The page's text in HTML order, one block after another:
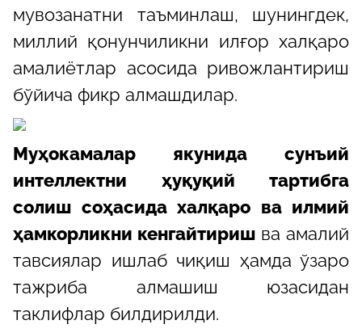
мувозанатни таъминлаш, шунингдек,
миллий қонунчиликни илғор халқаро
амалиётлар асосида ривожлантириш
бўйича фикр алмашдилар.
Муҳокамалар якунида сунъий
интеллектни ҳуқуқий тартибга
солиш соҳасида халқаро ва илмий
ҳамкорликни кенгайтириш ва амалий
тавсиялар ишлаб чиқиш ҳамда ўзаро
тажриба алмашиш юзасидан
таклифлар билдирилди.